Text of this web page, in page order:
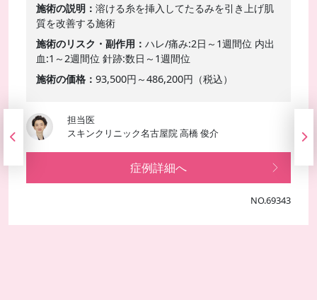
施術の説明
溶ける糸を挿入してたるみを引き上げ肌
質を改善する施術
施術のリスク・副作用
ハレ/痛み:2日～1週間位 内出
血:1～2週間位 針跡:数日～1週間位
施術の価格
93,500円～486,200円（税込）
担当医
スキンクリニック名古屋院 高橋 俊介
症例詳細へ
NO.69343